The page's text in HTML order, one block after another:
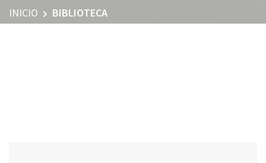
INICIO BIBLIOTECA